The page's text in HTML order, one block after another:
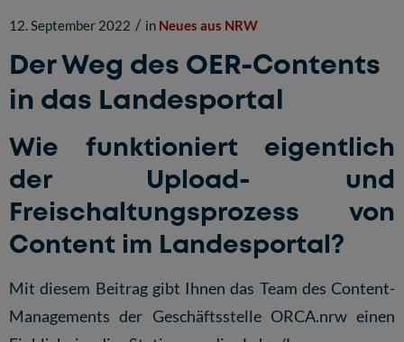
Der Weg des OER-Contents
in das Landesportal
12. September 2022 / in Neues aus NRW
Wie funktioniert eigentlich
der Upload- und
Freischaltungsprozess von
Content im Landesportal?
Mit diesem Beitrag gibt Ihnen das Team des Content-
Managements der Geschäftsstelle ORCA.nrw einen